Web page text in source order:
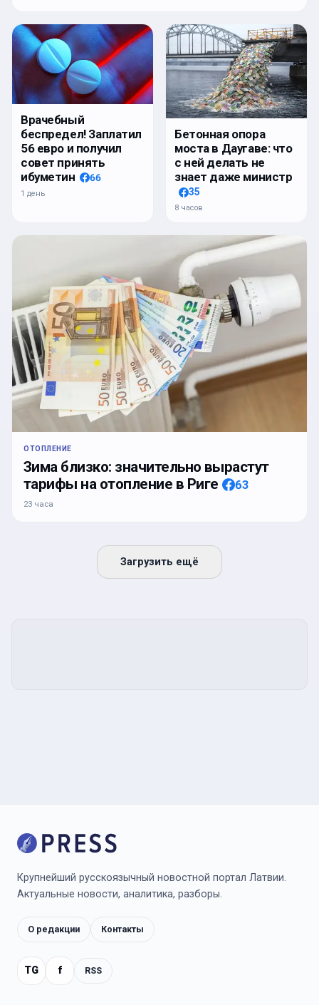
Врачебный
беспредел! Заплатил
56 евро и получил
совет принять
ибуметин
66
1 день
Бетонная опора
моста в Даугаве: что
с ней делать не
знает даже министр
35
8 часов
ОТОПЛЕНИЕ
Зима близко: значительно вырастут
тарифы на отопление в Риге
63
23 часа
Загрузить ещё
Крупнейший русскоязычный новостной портал Латвии.
Актуальные новости, аналитика, разборы.
О редакции Контакты
TG f RSS